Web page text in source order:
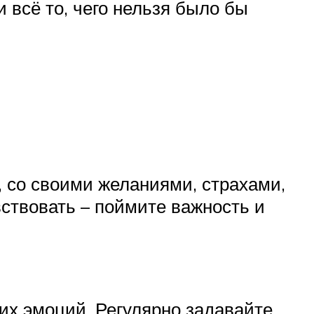
всё то, чего нельзя было бы
своими желаниями, страхами,
– поймите важность и
эмоций. Регулярно задавайте